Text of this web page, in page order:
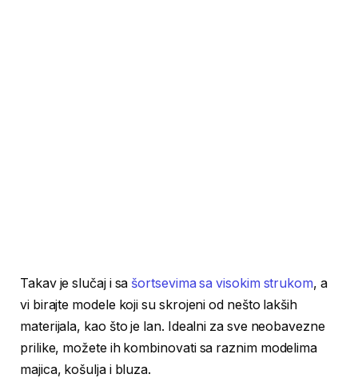
Takav je slučaj i sa šortsevima sa visokim strukom, a
vi birajte modele koji su skrojeni od nešto lakših
materijala, kao što je lan. Idealni za sve neobavezne
prilike, možete ih kombinovati sa raznim modelima
majica, košulja i bluza.